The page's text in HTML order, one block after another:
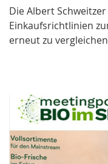
Die Albert
Einkaufsrichtlinien
erneut zu